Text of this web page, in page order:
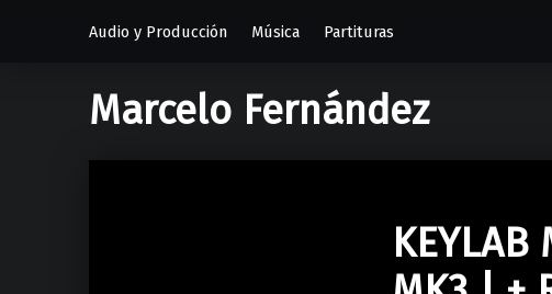
Audio y Producción
Música Partituras
Marcelo Fernández
KEYLAB